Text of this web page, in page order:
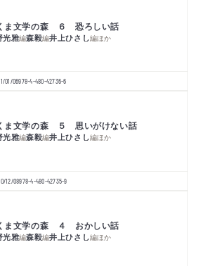
ま文学の森 ６ 恐ろしい話
光雅編森毅編井上ひさし編ほか
01/06978-4-480-42736-6
ま文学の森 ５ 思いがけない話
光雅編森毅編井上ひさし編ほか
12/08978-4-480-42735-9
ま文学の森 ４ おかしい話
光雅編森毅編井上ひさし編ほか